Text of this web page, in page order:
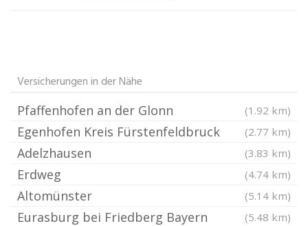
Versicherungen in der Nähe
Pfaffenhofen an der Glonn (1.92 km)
Egenhofen Kreis Fürstenfeldbruck (2.77 km)
Adelzhausen (3.83 km)
Erdweg (4.74 km)
Altomünster (5.14 km)
Eurasburg bei Friedberg Bayern (5.48 km)